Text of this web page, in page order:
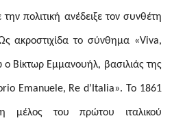
πολιτική ανέδειξε τον συνθέτη
ακροστιχίδα το σύνθημα «Viva,
Βίκτωρ Εμμανουήλ, βασιλιάς της
Emanuele, Re d’Italia». Το 1861
μέλος του πρώτου ιταλικού